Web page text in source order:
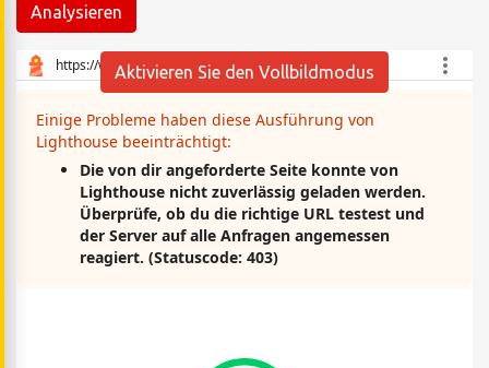
Analysieren
Aktivieren Sie den Vollbildmodus